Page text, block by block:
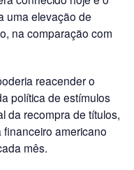
uma elevação de
na comparação com
reacender o
política de estímulos
da recompra de títulos,
americano
mês.